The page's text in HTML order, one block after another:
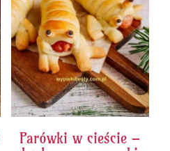
Parówki w cieście –